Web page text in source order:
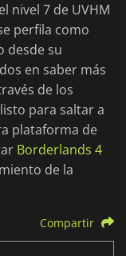
nivel 7 de UVHM
perfila como
desde su
en saber más
de los
para saltar a
plataforma de
Borderlands 4
de la
Compartir